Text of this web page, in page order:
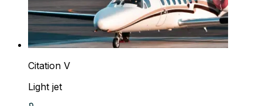
Citation V
Light jet